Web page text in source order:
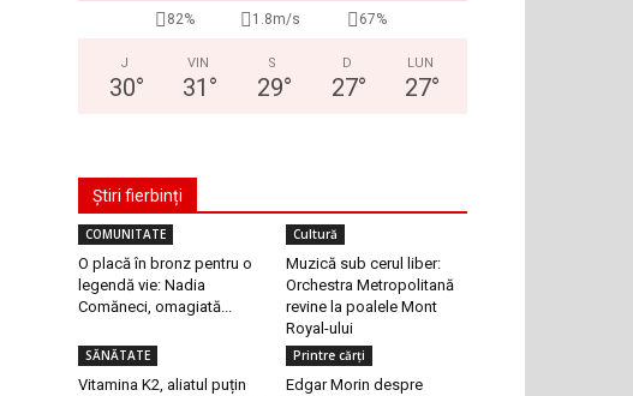
82% 1.8m/s 67%
J
30°
VIN
31 °
S
29°
D
27°
LUN
27°
Știri fierbinți
COMUNITATE
O placă în bronz pentru o
legendă vie: Nadia
Comăneci, omagiată...
Cultură
Muzică sub cerul liber:
Orchestra Metropolitană
revine la poalele Mont
Royal-ului
SĂNĂTATE
Vitamina K2, aliatul puțin
Printre cărți
Edgar Morin despre